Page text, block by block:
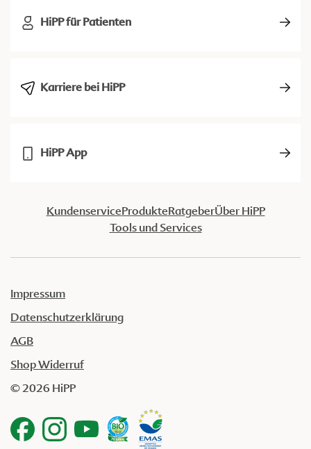
HiPP für Patienten
Karriere bei HiPP
HiPP App
KundenserviceProdukteRatgeberÜber HiPP
Tools und Services
Impressum
Datenschutzerklärung
AGB
Shop Widerruf
© 2026 HiPP